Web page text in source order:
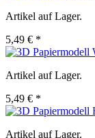
Artikel auf Lager.
5,49 € *
Artikel auf Lager.
5,49 € *
Artikel auf Lager.